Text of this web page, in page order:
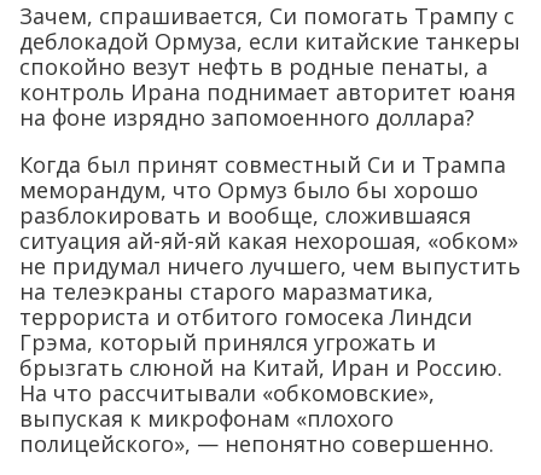
Зачем, спрашивается, Си помогать Трампу с
деблокадой Ормуза, если китайские танкеры
спокойно везут нефть в родные пенаты, а
контроль Ирана поднимает авторитет юаня
на фоне изрядно запомоенного доллара?
Когда был принят совместный Си и Трампа
меморандум, что Ормуз было бы хорошо
разблокировать и вообще, сложившаяся
ситуация ай-яй-яй какая нехорошая, «обком»
не придумал ничего лучшего, чем выпустить
на телеэкраны старого маразматика,
террориста и отбитого гомосека Линдси
Грэма, который принялся угрожать и
брызгать слюной на Китай, Иран и Россию.
На что рассчитывали «обкомовские»,
выпуская к микрофонам «плохого
полицейского», — непонятно совершенно.